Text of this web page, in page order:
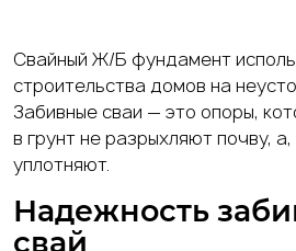
Свайный Ж/Б фундамент
строительства домов на
Забивные сваи — это опоры,
в грунт не разрыхляют почву,
уплотняют.
Надежность
свай